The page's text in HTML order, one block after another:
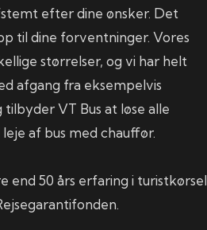
efter dine ønsker. Det
til dine forventninger. Vores
størrelser, og vi har helt
afgang fra eksempelvis
VT Bus at løse alle
af bus med chauffør.
end 50 års erfaring i turistkørsel